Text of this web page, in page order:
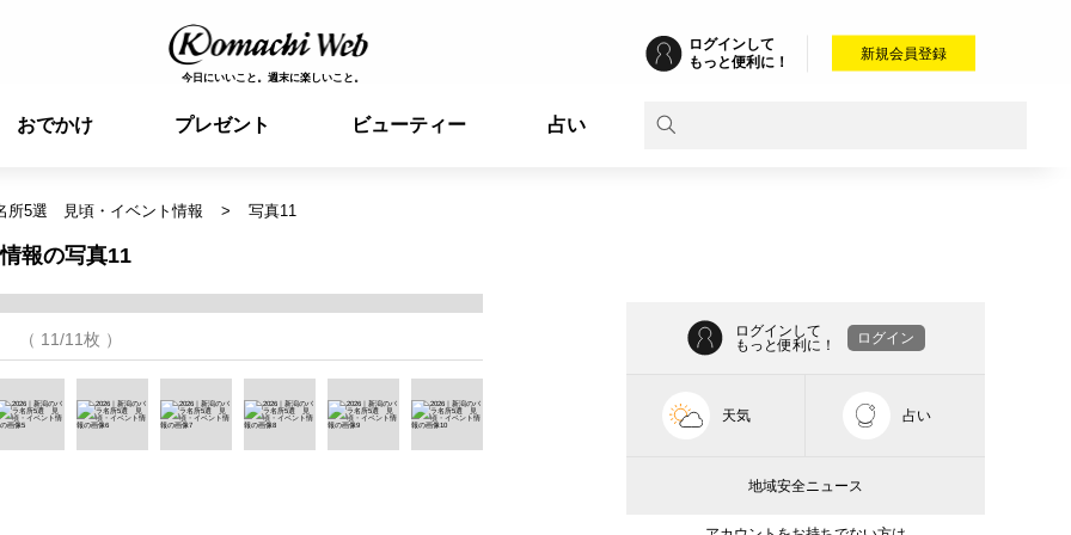
今日にいいこと。週末に楽しいこと。
ログインして
もっと便利に！
新規会員登録
おでかけ プレゼント ビューティー 占い
所5選 見頃・イベント情報 写真11
報の写真11
（ 11/11枚 ）
ログインして
もっと便利に！
ログイン
天気 占い
地域安全ニュース